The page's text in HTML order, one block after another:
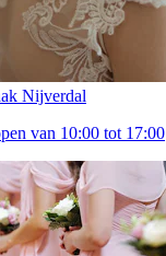
Nijverdal
van 10:00 tot 17:00